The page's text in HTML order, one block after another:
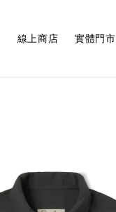
線上商店 實體門市